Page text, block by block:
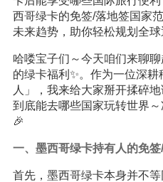
西哥绿卡的免签/落地签国家
未来趋势，助你轻松规划全球
哈喽宝子们～今天咱们来聊
的绿卡福利✨。作为一位深耕
人」，我来给大家掰开揉碎
到底能去哪些国家玩转世界
🎉
一、墨西哥绿卡持有人的免
首先，墨西哥绿卡本身并不